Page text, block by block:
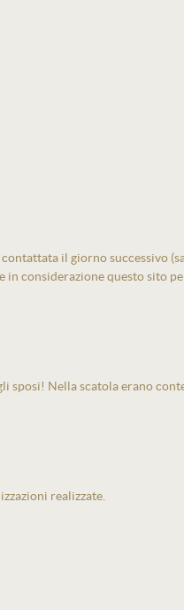
il giorno successivo
in considerazione questo sito
sposi! Nella scatola erano
realizzate.